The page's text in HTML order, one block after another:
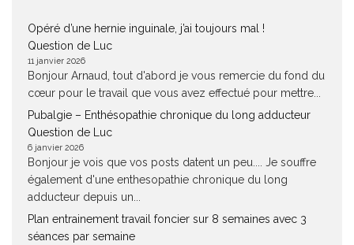
Opéré d’une hernie inguinale, j’ai toujours mal !
Question de Luc
11 janvier 2026
Bonjour Arnaud, tout d'abord je vous remercie du fond du
cœur pour le travail que vous avez effectué pour mettre...
Pubalgie – Enthésopathie chronique du long adducteur
Question de Luc
6 janvier 2026
Bonjour je vois que vos posts datent un peu.... Je souffre
également d'une enthesopathie chronique du long
adducteur depuis un...
Plan entrainement travail foncier sur 8 semaines avec 3
séances par semaine